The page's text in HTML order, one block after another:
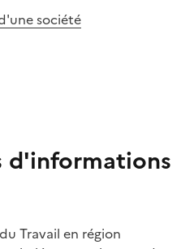
société
d'informations
Travail en région